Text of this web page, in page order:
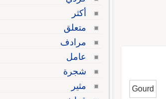
Gourd
أكثر
متعلق
مرادف
عامل
شجرة
مثير